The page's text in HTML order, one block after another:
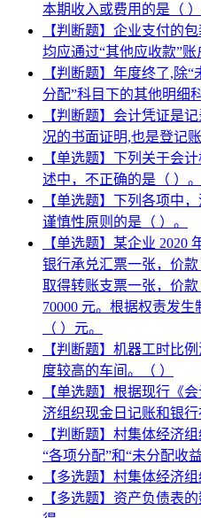
本期收入或费用的是（ ）
【判断题】企业支付的
均应通过“其他应收款”账
【判断题】年度终了,除
分配”科目下的其他明细
【判断题】会计凭证是
况的书面证明,也是登记
【单选题】下列关于会
述中，不正确的是（ ）。
【单选题】下列各项中
谨慎性原则的是（ ）。
【单选题】某企业 2020
银行承兑汇票一张，价款
取得转账支票一张，价
70000 元。根据权责发
（ ）元。
【判断题】机器工时比
度较高的车间。（ ）
【单选题】根据现行《
济组织现金日记账和银行
【判断题】村集体经济
“各项分配”和“未分配收
【多选题】村集体经济
【多选题】资产负债表